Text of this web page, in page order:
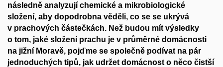
následně analyzují chemické a mikrobiologické
složení, aby dopodrobna věděli, co se se ukrývá
v prachových částečkách. Než budou mít výsledky
o tom, jaké složení prachu je v průměrné domácnosti
na jižní Moravě, pojďme se společně podívat na pár
jednoduchých tipů, jak udržet domácnost o něco čistší